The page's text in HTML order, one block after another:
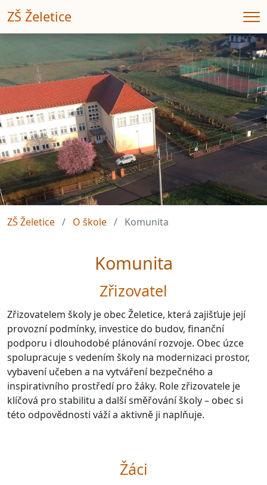
ZŠ Želetice
ZŠ Želetice O škole Komunita
Komunita
Zřizovatel
Zřizovatelem školy je obec Želetice, která zajišťuje její
provozní podmínky, investice do budov, finanční
podporu i dlouhodobé plánování rozvoje. Obec úzce
spolupracuje s vedením školy na modernizaci prostor,
vybavení učeben a na vytváření bezpečného a
inspirativního prostředí pro žáky. Role zřizovatele je
klíčová pro stabilitu a další směřování školy – obec si
této odpovědnosti váží a aktivně ji naplňuje.
Žáci